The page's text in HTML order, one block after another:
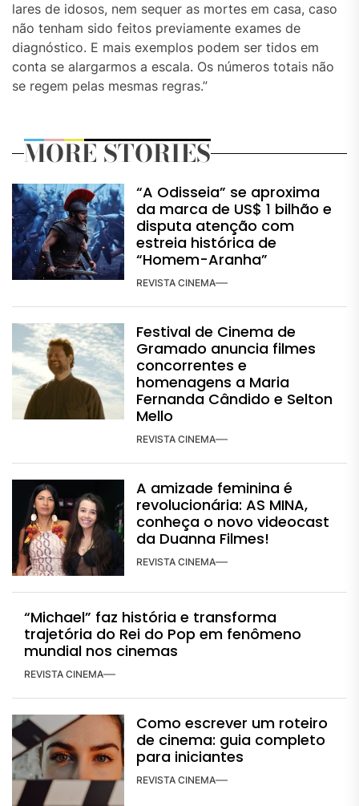
lares de idosos, nem sequer as mortes em casa, caso
não tenham sido feitos previamente exames de
diagnóstico. E mais exemplos podem ser tidos em
conta se alargarmos a escala. Os números totais não
se regem pelas mesmas regras.”
MORE STORIES
“A Odisseia” se aproxima
da marca de US$ 1 bilhão e
disputa atenção com
estreia histórica de
“Homem-Aranha”
REVISTA CINEMA
Festival de Cinema de
Gramado anuncia filmes
concorrentes e
homenagens a Maria
Fernanda Cândido e Selton
Mello
REVISTA CINEMA
A amizade feminina é
revolucionária: AS MINA,
conheça o novo videocast
da Duanna Filmes!
REVISTA CINEMA
“Michael” faz história e transforma
trajetória do Rei do Pop em fenômeno
mundial nos cinemas
REVISTA CINEMA
Como escrever um roteiro
de cinema: guia completo
para iniciantes
REVISTA CINEMA